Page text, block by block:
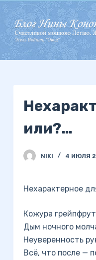
П
е
р
е
й
или?…
NIKI 4 ИЮЛЯ
Нехарактерное
Кожура
Дым ночного
Неуверенность
Всё, что после —